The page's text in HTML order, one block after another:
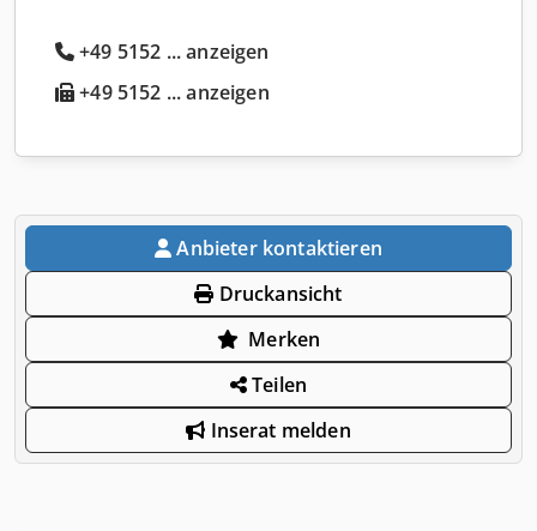
+49 5152 ... anzeigen
+49 5152 ... anzeigen
Anbieter kontaktieren
Druckansicht
Merken
Teilen
Inserat melden